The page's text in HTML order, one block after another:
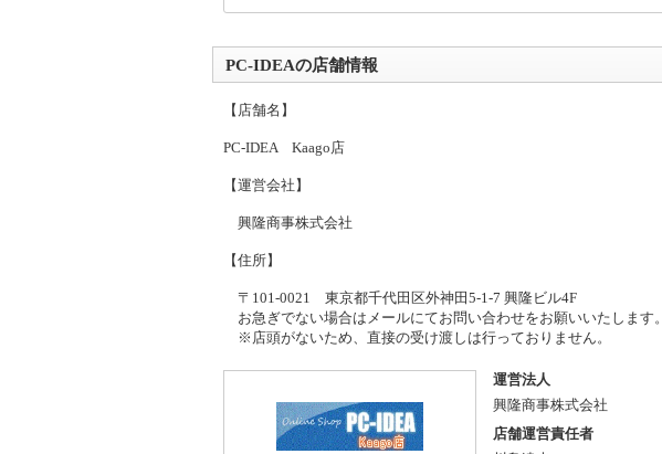
PC-IDEAの店舗情報
【店舗名】
PC-IDEA Kaago店
【運営会社】
興隆商事株式会社
【住所】
〒101-0021 東京都千代田区外神田5-1-7 興隆ビル4F
お急ぎでない場合はメールにてお問い合わせをお願いいたします。
※店頭がないため、直接の受け渡しは行っておりません。
運営法人
興隆商事株式会社
店舗運営責任者